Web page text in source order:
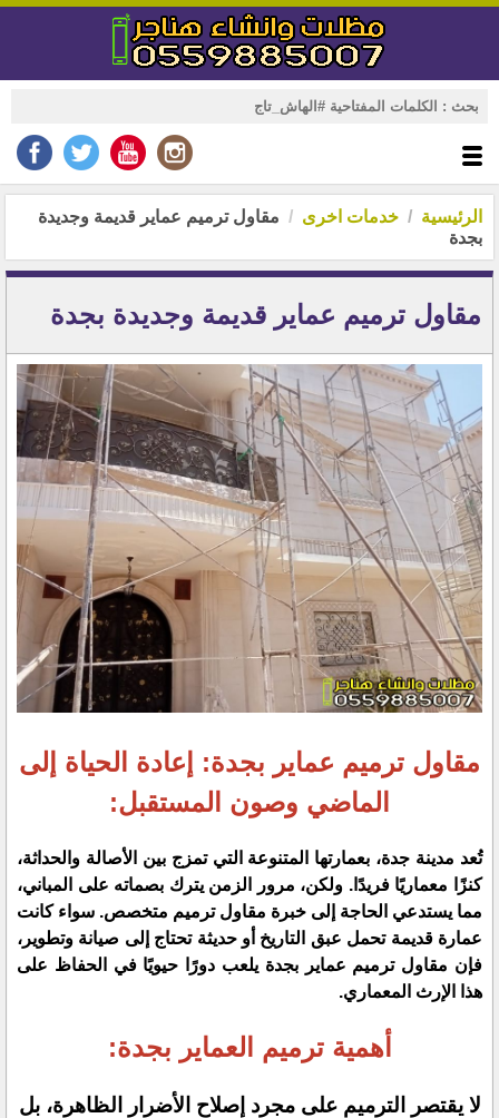
الرئيسية خدمات اخرى
مقاول ترميم عماير قديمة وجديدة
بجدة
مقاول ترميم عماير قديمة وجديدة بجدة
مقاول ترميم عماير بجدة: إعادة الحياة إلى
الماضي وصون المستقبل:
تُعد مدينة جدة، بعمارتها المتنوعة التي تمزج بين الأصالة والحداثة،
كنزًا معماريًا فريدًا. ولكن، مرور الزمن يترك بصماته على المباني،
مما يستدعي الحاجة إلى خبرة مقاول ترميم متخصص. سواء كانت
عمارة قديمة تحمل عبق التاريخ أو حديثة تحتاج إلى صيانة وتطوير،
فإن مقاول ترميم عماير بجدة يلعب دورًا حيويًا في الحفاظ على
هذا الإرث المعماري.
أهمية ترميم العماير بجدة:
لا يقتصر الترميم على مجرد إصلاح الأضرار الظاهرة، بل